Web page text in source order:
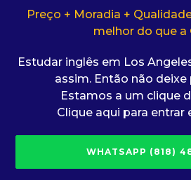
Preço + Moradia +
melhor do que a
Estudar inglês em Los
assim. Então não deixe
Estamos a um clique
Clique aqui para entrar
WHATSAPP (818)